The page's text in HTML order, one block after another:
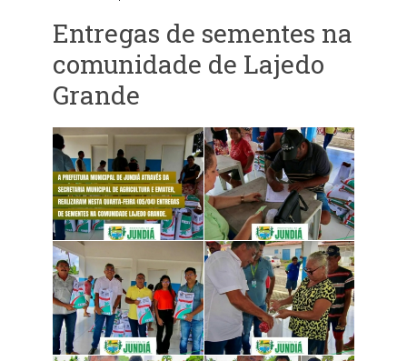
Entregas de sementes na
comunidade de Lajedo
Grande